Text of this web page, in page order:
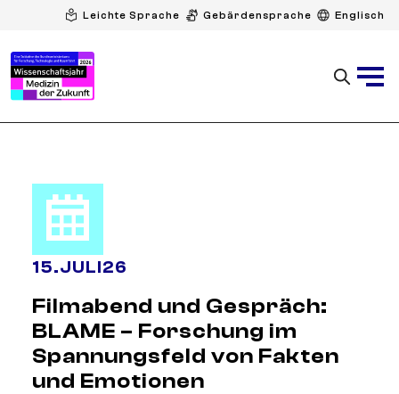
Leichte Sprache Gebärdensprache Englisch
15.JULI26
Filmabend und Gespräch:
BLAME – Forschung im
Spannungsfeld von Fakten
und Emotionen